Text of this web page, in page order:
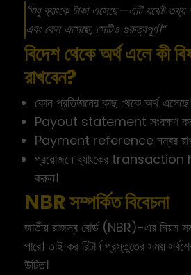
“শুধু ব্যাংকে টাকা এসেছে—এটি যথেষ্ট
এবং কেন এসেছে, সেটিও গুরুত্বপূর্ণ।”
বিদেশ থেকে অর্থ এলে কী
রাখবেন?
কোন প্রতিষ্ঠানের কাছ থেকে অর্থ এসেছে।
Payout statement সংরক্ষণ
Payment reference নম্বর
প্রয়োজনে ব্যাংকের transaction
করুন।
NBR সম্পর্কিত বিবেচনা
জাতীয় রাজস্ব বোর্ড (NBR)-এর নিয়ম
পারে। তাই কর রিটার্ন প্রস্তুতের সময়
উচিত।